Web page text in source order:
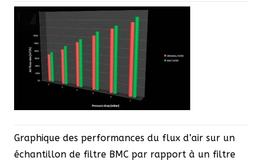
Graphique des performances du flux d’air sur un
échantillon de filtre BMC par rapport à un filtre